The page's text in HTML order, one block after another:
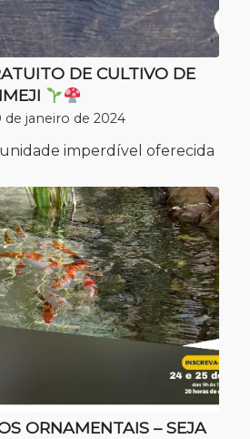
DE CULTIVO DE
de janeiro de 2024
imperdível oferecida
ORNAMENTAIS – SEJA